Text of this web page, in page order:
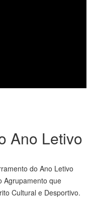
Ano Letivo
do Ano Letivo
Agrupamento que
Cultural e Desportivo.